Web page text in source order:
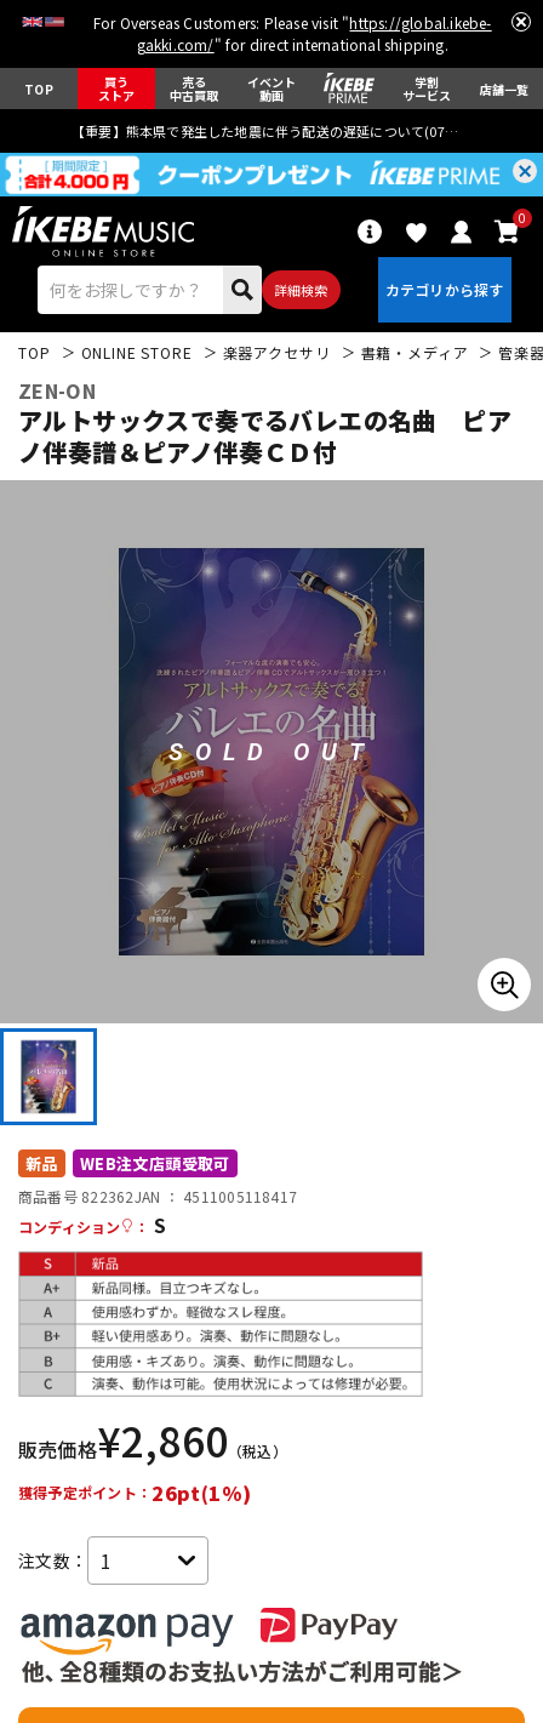
For Overseas Customers: Please visit "https://global.ikebe-
gakki.com/" for direct international shipping.
TOP 買う
ストア
売る
中古買取
イベント
動画
学割
サービス 店舗一覧
【重要】熊本県で発生した地震に伴う配送の遅延について(07月29日
詳細検索
0
ベース ウクレレ
ドラム パーカッション
キーボード 電子ピアノ
管楽器 その他楽器
アンプ エフェクター
配信/ライブ機器
中古 ヴィンテージ
TOP ONLINE STORE 楽器アクセサリ 書籍・メディア 管楽
ZEN-ON
アルトサックスで奏でるバレエの名曲 ピア
ノ伴奏譜＆ピアノ伴奏ＣＤ付
SOLD OUT
新品 WEB注文店頭受取可
商品番号 822362JAN ： 4511005118417
コンディション
： S
販売価格¥2,860 （税込）
獲得予定ポイント： 26pt(1%)
注文数：